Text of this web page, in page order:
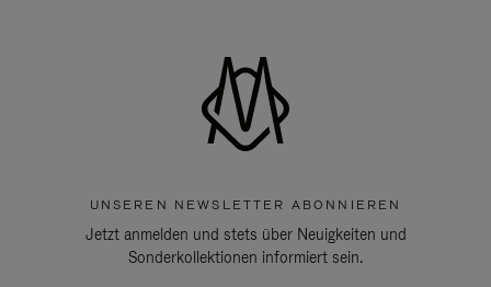
UNSEREN NEWSLETTER ABONNIEREN
Jetzt anmelden und stets über Neuigkeiten und
Sonderkollektionen informiert sein.